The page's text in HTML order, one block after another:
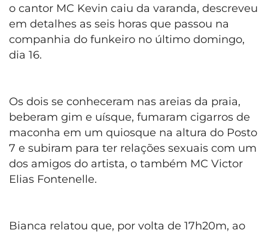
o cantor MC Kevin caiu da varanda, descreveu
em detalhes as seis horas que passou na
companhia do funkeiro no último domingo,
dia 16.
Os dois se conheceram nas areias da praia,
beberam gim e uísque, fumaram cigarros de
maconha em um quiosque na altura do Posto
7 e subiram para ter relações sexuais com um
dos amigos do artista, o também MC Victor
Elias Fontenelle.
Bianca relatou que, por volta de 17h20m, ao